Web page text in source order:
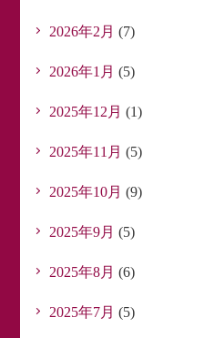
2026年2月 (7)
2026年1月 (5)
2025年12月 (1)
2025年11月 (5)
2025年10月 (9)
2025年9月 (5)
2025年8月 (6)
2025年7月 (5)